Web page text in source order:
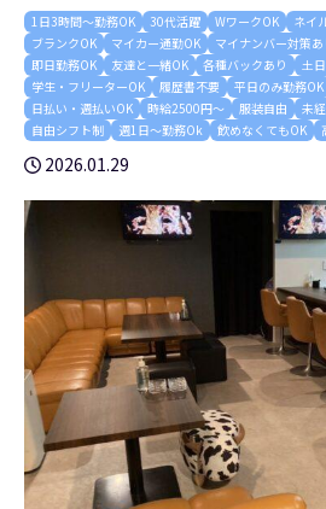
1日3時間～勤務OK 30代活躍 WワークOK ネイ
ブランクOK
マイカー通勤OK マイナンバー対策あ
即日勤務OK
友達と一緒OK 各種バックあり 土
学生・フリーターOK
履歴書不要 平日のみ勤務OK
日払い・週払いOK
時給2500円～ 服装自由 未
自由シフト制
週1日～勤務Ok 飲めなくてもOK
2026.01.29